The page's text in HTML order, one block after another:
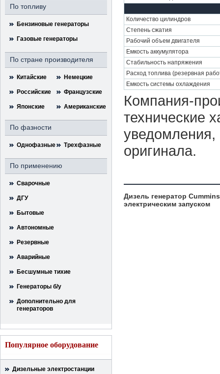
По топливу
Бензиновые генераторы
Газовые генераторы
По стране производителя
Китайские Немецкие
Российские Французские
Японские Американские
По фазности
Однофазные Трехфазные
По применению
Сварочные
ДГУ
Бытовые
Автономные
Резервные
Аварийные
Бесшумные тихие
Генераторы б/у
Дополнительно для
генераторов
Популярное оборудование
Дизельные электростанции
Количество цилиндров
Степень сжатия
Рабочий объем двигателя
Емкость аккумулятора
Стабильность напряжения
Pасход топлива (резервная
Емкость системы охлаждения
Компания-
технические
уведомления,
оригинала.
Дизель генератор
электрическим запуском